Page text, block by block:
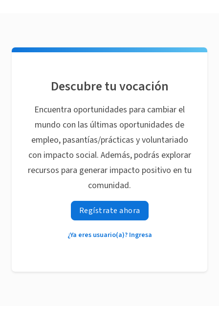
Descubre tu vocación
Encuentra oportunidades para cambiar el
mundo con las últimas oportunidades de
empleo, pasantías/prácticas y voluntariado
con impacto social. Además, podrás explorar
recursos para generar impacto positivo en tu
comunidad.
Regístrate ahora
¿Ya eres usuario(a)? Ingresa